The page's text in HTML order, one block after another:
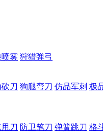
雾 狩猎弹弓
刀 狗腿弯刀 仿品军刺 极
刀 防卫笔刀 弹簧跳刀 格